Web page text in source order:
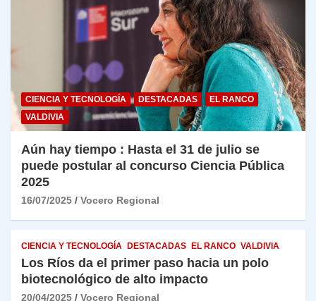
CIENCIA Y TECNOLOGÍA DESTACADAS
EL RANCO
VALDIVIA
Aún hay tiempo : Hasta el 31 de julio se
puede postular al concurso Ciencia Pública
2025
16/07/2025 Vocero Regional
CIENCIA Y TECNOLOGÍA DESTACADAS EL RANCO VALDIVIA
Los Ríos da el primer paso hacia un polo
biotecnológico de alto impacto
20/04/2025 Vocero Regional